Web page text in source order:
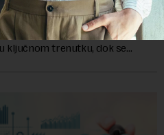
najavila je veliku
veštačku inteligenciju, piše
ključnom trenutku, dok se